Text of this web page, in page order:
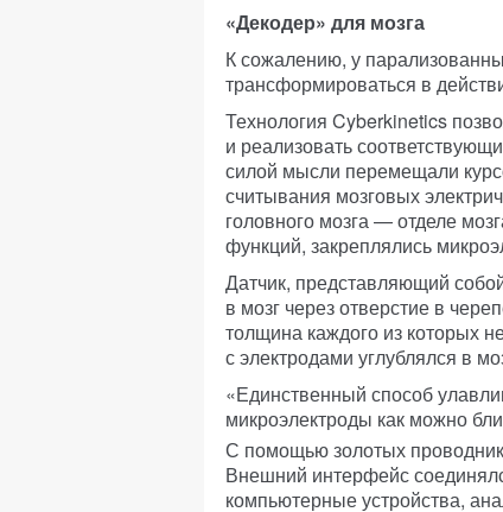
«Декодер» для мозга
К сожалению, у
трансформироваться в
Технология Cyberkinetics
и реализовать
силой мысли перемещали
считывания мозговых
головного мозга — отделе
функций, закреплялись
Датчик, представляющий
в мозг через отверстие в
толщина каждого из которых
с электродами углублялся в
«Единственный способ
микроэлектроды как можно
С помощью золотых
Внешний интерфейс
компьютерные устройства,